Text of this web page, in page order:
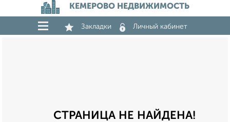
КЕМЕРОВО НЕДВИЖИМОСТЬ
Закладки Личный кабинет
СТРАНИЦА НЕ НАЙДЕНА!